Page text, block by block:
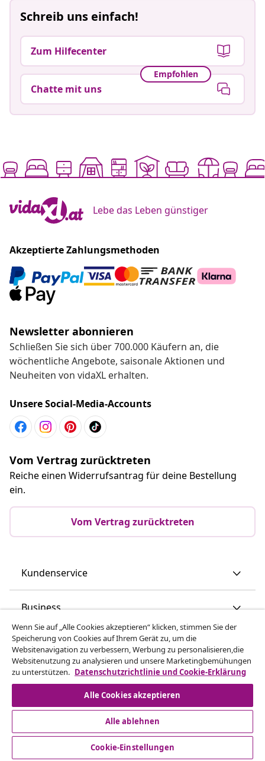
Schreib uns einfach!
Zum Hilfecenter
Empfohlen
Chatte mit uns
Lebe das Leben günstiger
Akzeptierte Zahlungsmethoden
Newsletter abonnieren
Schließen Sie sich über 700.000 Käufern an, die
wöchentliche Angebote, saisonale Aktionen und
Neuheiten von vidaXL erhalten.
Unsere Social-Media-Accounts
Vom Vertrag zurücktreten
Reiche einen Widerrufsantrag für deine Bestellung
ein.
Vom Vertrag zurücktreten
Kundenservice
Business
vidaXL
Mehr entdecken
Wenn Sie auf „Alle Cookies akzeptieren“ klicken, stimmen Sie der
Speicherung von Cookies auf Ihrem Gerät zu, um die
Websitenavigation zu verbessern, Werbung zu personalisieren,die
Websitenutzung zu analysieren und unsere Marketingbemühungen
zu unterstützen. Datenschutzrichtlinie und Cookie-Erklärung
Alle Cookies akzeptieren
Alle ablehnen
Cookie-Einstellungen